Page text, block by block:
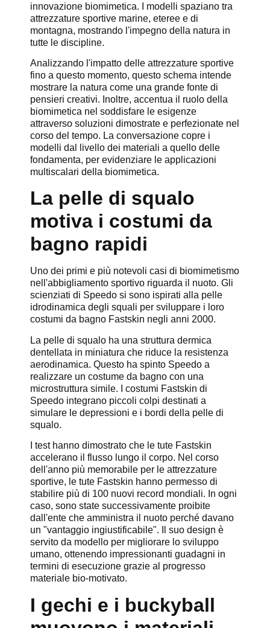
innovazione biomimetica. I modelli spaziano tra
attrezzature sportive marine, eteree e di
montagna, mostrando l'impegno della natura in
tutte le discipline.
Analizzando l'impatto delle attrezzature sportive
fino a questo momento, questo schema intende
mostrare la natura come una grande fonte di
pensieri creativi. Inoltre, accentua il ruolo della
biomimetica nel soddisfare le esigenze
attraverso soluzioni dimostrate e perfezionate nel
corso del tempo. La conversazione copre i
modelli dal livello dei materiali a quello delle
fondamenta, per evidenziare le applicazioni
multiscalari della biomimetica.
La pelle di squalo
motiva i costumi da
bagno rapidi
Uno dei primi e più notevoli casi di biomimetismo
nell'abbigliamento sportivo riguarda il nuoto. Gli
scienziati di Speedo si sono ispirati alla pelle
idrodinamica degli squali per sviluppare i loro
costumi da bagno Fastskin negli anni 2000.
La pelle di squalo ha una struttura dermica
dentellata in miniatura che riduce la resistenza
aerodinamica. Questo ha spinto Speedo a
realizzare un costume da bagno con una
microstruttura simile. I costumi Fastskin di
Speedo integrano piccoli colpi destinati a
simulare le depressioni e i bordi della pelle di
squalo.
I test hanno dimostrato che le tute Fastskin
accelerano il flusso lungo il corpo. Nel corso
dell'anno più memorabile per le attrezzature
sportive, le tute Fastskin hanno permesso di
stabilire più di 100 nuovi record mondiali. In ogni
caso, sono state successivamente proibite
dall'ente che amministra il nuoto perché davano
un "vantaggio ingiustificabile". Il suo design è
servito da modello per migliorare lo sviluppo
umano, ottenendo impressionanti guadagni in
termini di esecuzione grazie al progresso
materiale bio-motivato.
I gechi e i buckyball